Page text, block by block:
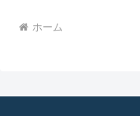
ホーム